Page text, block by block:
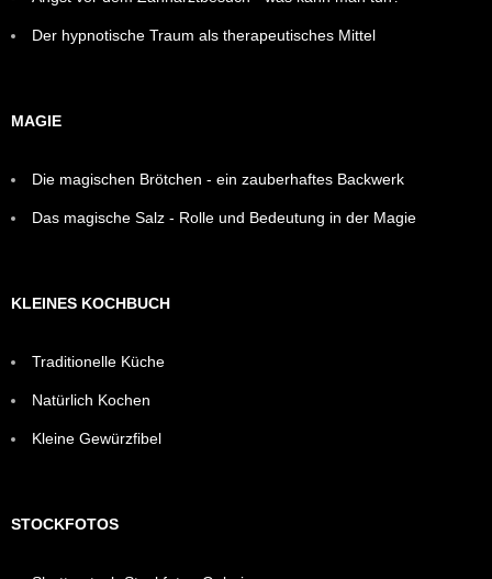
Der hypnotische Traum als therapeutisches Mittel
MAGIE
Die magischen Brötchen - ein zauberhaftes Backwerk
Das magische Salz - Rolle und Bedeutung in der Magie
KLEINES KOCHBUCH
Traditionelle Küche
Natürlich Kochen
Kleine Gewürzfibel
STOCKFOTOS